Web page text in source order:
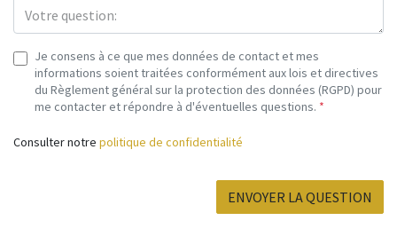
Je consens à ce que mes données de contact et mes
informations soient traitées conformément aux lois et directives
du Règlement général sur la protection des données (RGPD) pour
me contacter et répondre à d'éventuelles questions. *
Consulter notre politique de confidentialité
ENVOYER LA QUESTION